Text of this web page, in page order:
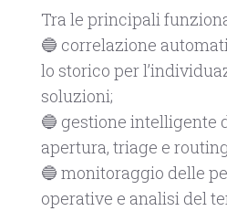
Tra le principali
🔵 correlazione
lo storico per
soluzioni;
🔵 gestione intelligente
apertura, triage e
🔵 monitoraggio delle
operative e analisi del